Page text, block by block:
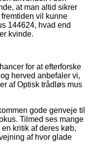
at man altid sikrer
vil kunne
144624, hvad end
kvinde.
for at efterforske
herved anbefaler vi,
af Optisk trådløs mus
gode genveje til
Tilmed ses mange
kritik af deres køb,
af hvor glade